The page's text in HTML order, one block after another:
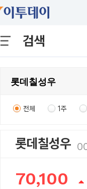
검색
전체 1주
롯데칠성우
70,100